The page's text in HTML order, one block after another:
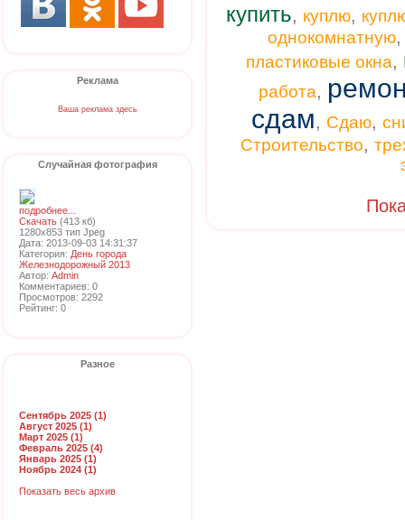
Реклама
Ваша реклама здесь
Случайная фотография
подробнее...
Скачать (413 кб)
1280x853 тип Jpeg
Дата: 2013-09-03 14:31:37
Категория: День города
Железнодорожный 2013
Автор: Admin
Комментариев: 0
Просмотров: 2292
Рейтинг: 0
Разное
Сентябрь 2025 (1)
Август 2025 (1)
Март 2025 (1)
Февраль 2025 (4)
Январь 2025 (1)
Ноябрь 2024 (1)
Показать весь архив
купить, куплю,
однокомнатную
пластиковые окна,
работа,
сдам, Сдаю,
Строительство,